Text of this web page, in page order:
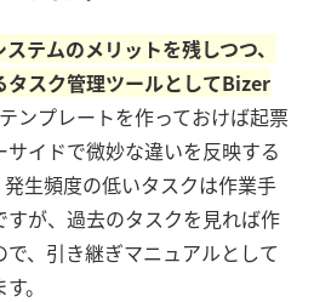
テムのメリットを残しつつ、
タスク管理ツールとしてBizer
ンプレートを作っておけば起票
イドで微妙な違いを反映する
生頻度の低いタスクは作業手
が、過去のタスクを見れば作
、引き継ぎマニュアルとして
。